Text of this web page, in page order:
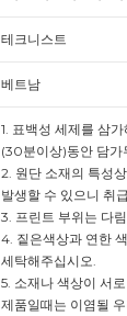
테크니스트
베트남
1. 표백성 세제를 삼
(30분이상)동안 담가
2. 원단 소재의 특성
발생할 수 있으니 취
3. 프린트 부위는 다
4. 짙은색상과 연한
세탁해주십시오.
5. 소재나 색상이 서
제품일때는 이염될